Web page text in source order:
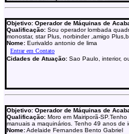
Objetivo: Operador de Máquinas de
Qualificação: Sou operador lombada
monostar, star Plus, norbinder ,amigo
Nome: Eurivaldo antonio de lima
Cidades de Atuação: Sao Paulo, interior,
Objetivo: Operador de Máquinas de
Qualificação: Moro em Mairiporã-
manuais a maquinários. Tenho 49 anos de
Nome:Adelaide Fernandes Bento Gabriel